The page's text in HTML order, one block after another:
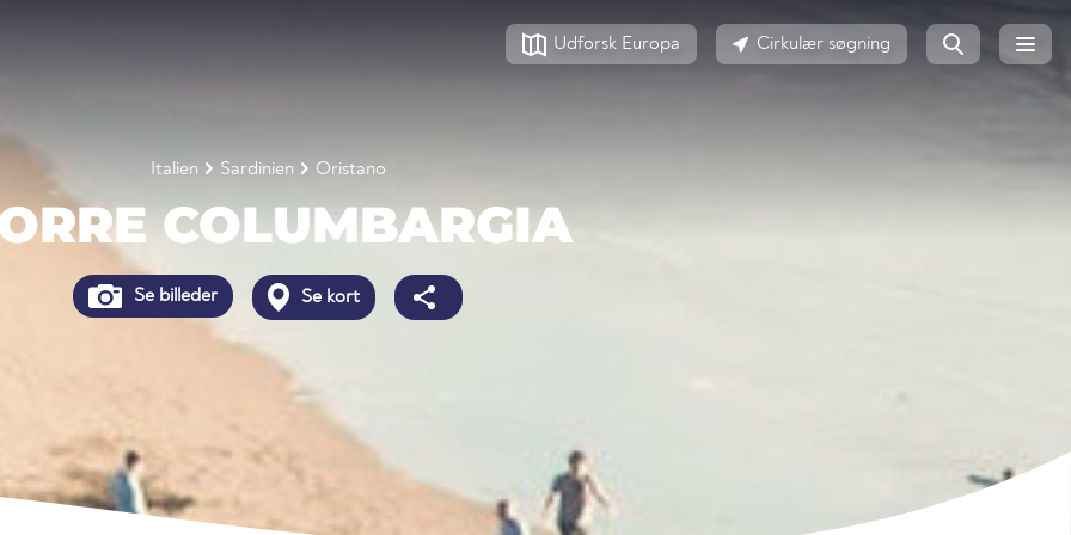
Udforsk Europa Cirkulær søgning
Italien Sardinien Oristano
COLUMBARGIA
Se billeder Se kort